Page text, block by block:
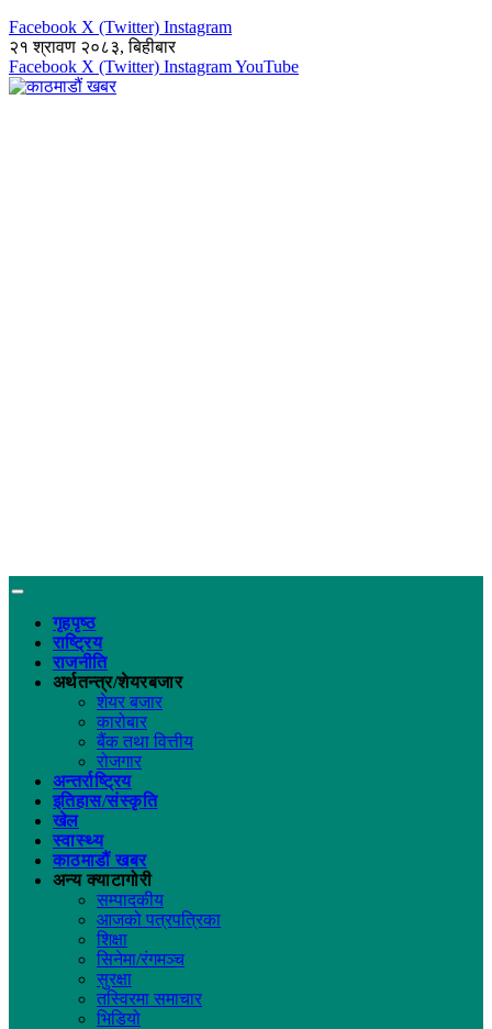
Facebook X (Twitter) Instagram
२१ श्रावण २०८३, बिहीबार
Facebook X (Twitter) InstagramYouTube
गृहपृष्ठ
राष्ट्रिय
राजनीति
अर्थतन्त्र/शेयरबजार
शेयर बजार
कारोबार
बैंक तथा वित्तीय
रोजगार
अन्तर्राष्ट्रिय
इतिहास/संस्कृति
खेल
स्वास्थ्य
काठमाडौं खबर
अन्य क्याटागोरी
सम्पादकीय
आजको पत्रपत्रिका
शिक्षा
सिनेमा/रंगमञ्च
सुरक्षा
तस्विरमा समाचार
भिडियो